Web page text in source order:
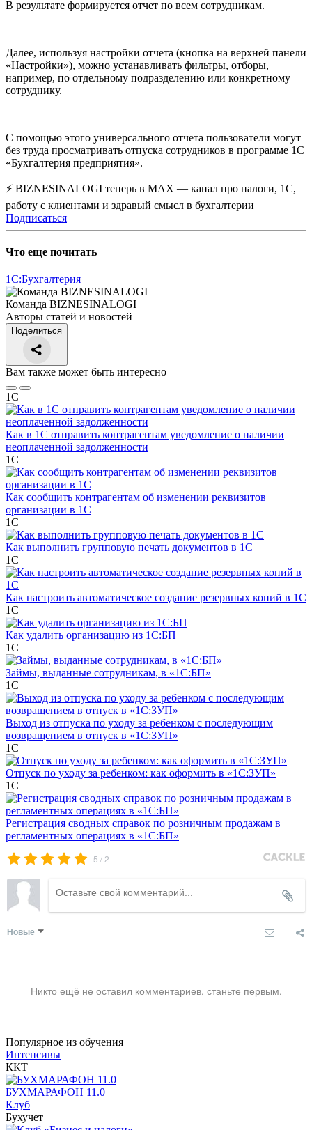
В результате формируется отчет по всем сотрудникам.
Далее, используя настройки отчета (кнопка на верхней панели
«Настройки»), можно устанавливать фильтры, отборы,
например, по отдельному подразделению или конкретному
сотруднику.
С помощью этого универсального отчета пользователи могут
без труда просматривать отпуска сотрудников в программе 1С
«Бухгалтерия предприятия».
⚡ BIZNESINALOGI теперь в MAX — канал про налоги, 1С,
работу с клиентами и здравый смысл в бухгалтерии
Подписаться
Что еще почитать
1С:Бухгалтерия
Команда BIZNESINALOGI
Авторы статей и новостей
Поделиться
Вам также может быть интересно
1С
Как в 1С отправить контрагентам уведомление о наличии
неоплаченной задолженности
1С
Как сообщить контрагентам об изменении реквизитов
организации в 1C
1С
Как выполнить групповую печать документов в 1C
1С
Как настроить автоматическое создание резервных копий в 1C
1С
Как удалить организацию из 1С:БП
1С
Займы, выданные сотрудникам, в «1С:БП»
1С
Выход из отпуска по уходу за ребенком с последующим
возвращением в отпуск в «1С:ЗУП»
1С
Отпуск по уходу за ребенком: как оформить в «1С:ЗУП»
1С
Регистрация сводных справок по розничным продажам в
регламентных операциях в «1С:БП»
5 /2
Новые
Никто ещё не оставил комментариев, станьте первым.
Популярное из обучения
Интенсивы
ККТ
БУХМАРАФОН 11.0
Клуб
Бухучет